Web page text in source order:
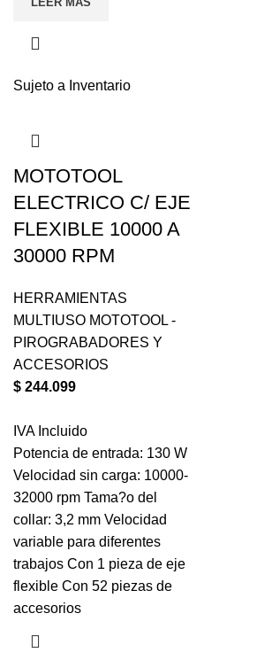
Sujeto a Inventario
MOTOTOOL
ELECTRICO C/ EJE
FLEXIBLE 10000 A
30000 RPM
HERRAMIENTAS
MULTIUSO MOTOTOOL -
PIROGRABADORES Y
ACCESORIOS
$ 244.099
IVA Incluido
Potencia de entrada: 130 W
Velocidad sin carga: 10000-
32000 rpm Tama?o del
collar: 3,2 mm Velocidad
variable para diferentes
trabajos Con 1 pieza de eje
flexible Con 52 piezas de
accesorios